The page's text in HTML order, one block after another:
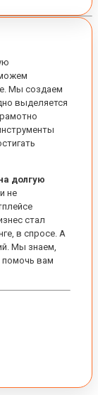
Мы создаем
выделяется
долгую
не
стал
в спросе. А
Мы знаем,
помочь вам